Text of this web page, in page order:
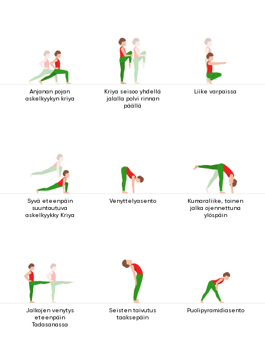
Anjanan pojan
askelkyykyn kriya
Kriya seisoo yhdellä
jalalla polvi rinnan
päällä
Liike varpaissa
Syvä eteenpäin
suuntautuva
askelkyykky Kriya
Venyttelyasento
Kumaraliike, toinen
jalka ojennettuna
ylöspäin
Jalkojen venytys
eteenpäin
Tadasanassa
Seisten taivutus
taaksepäin
Puolipyramidiasento